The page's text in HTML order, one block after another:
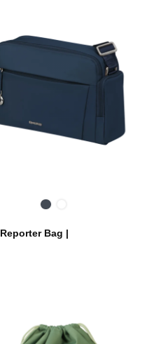
Black
Bag |